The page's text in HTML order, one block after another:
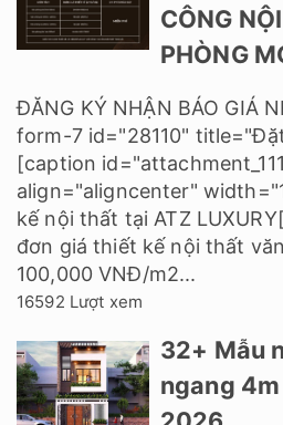
CÔNG
PHÒNG
ĐĂNG KÝ NHẬN BÁO GIÁ
form-7 id="28110"
[caption
align="aligncenter"
kế nội thất tại ATZ
đơn giá thiết kế nội thất
100,000 VNĐ/m2...
16592 Lượt xem
32+ Mẫu
ngang